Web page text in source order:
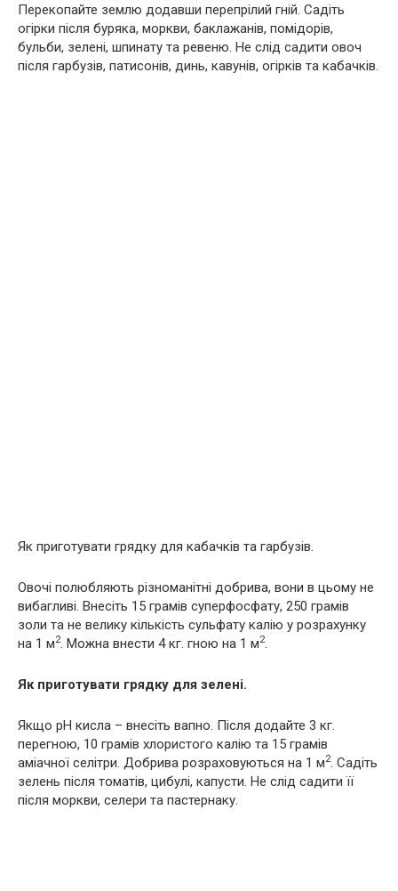
Перекопайте землю додавши перепрілий гній. Садіть
огірки після буряка, моркви, баклажанів, помідорів,
бульби, зелені, шпинату та ревеню. Не слід садити овоч
після гарбузів, патисонів, динь, кавунів, огірків та кабачків.
Як приготувати грядку для кабачків та гарбузів.
Овочі полюбляють різноманітні добрива, вони в цьому не
вибагливі. Внесіть 15 грамів суперфосфату, 250 грамів
золи та не велику кількість сульфату калію у розрахунку
на 1 м2. Можна внести 4 кг. гною на 1 м2.
Як приготувати грядку для зелені.
Якщо рН кисла – внесіть вапно. Після додайте 3 кг.
перегною, 10 грамів хлористого калію та 15 грамів
аміачної селітри. Добрива розраховуються на 1 м2. Садіть
зелень після томатів, цибулі, капусти. Не слід садити її
після моркви, селери та пастернаку.